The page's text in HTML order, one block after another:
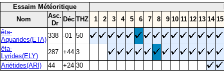
Essaim Météoritique
Nom
Asc.
Dr
Déc THZ 1 2 3 4 5 6 7 8 9 10 11 12 13 14 15
êta-
Aquarides(ETA)
338 -01 50
êta-
Lyrides(ELY)
287 +44 3
Ariétides(ARI)
44 +24 30